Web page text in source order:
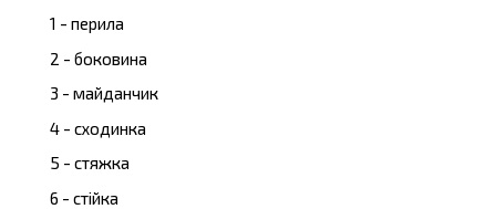
1 - перила
2 - боковина
3 - майданчик
4 - сходинка
5 - стяжка
6 - стійка